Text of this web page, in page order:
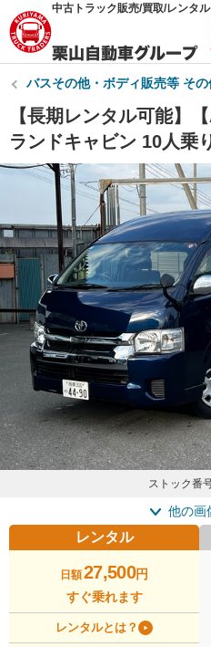
中古トラック販売/買取/レンタル
バスその他・ボディ販売等 その
【長期レンタル可能】
ランドキャビン 10人乗
ストック番
他の画
レンタル
日額27,500円
すぐ乗れます
レンタルとは？